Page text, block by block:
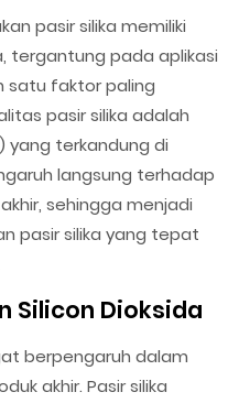
pasir silika memiliki
tergantung pada aplikasi
satu faktor paling
pasir silika adalah
yang terkandung di
langsung terhadap
sehingga menjadi
pasir silika yang tepat
Silicon Dioksida
berpengaruh dalam
akhir. Pasir silika